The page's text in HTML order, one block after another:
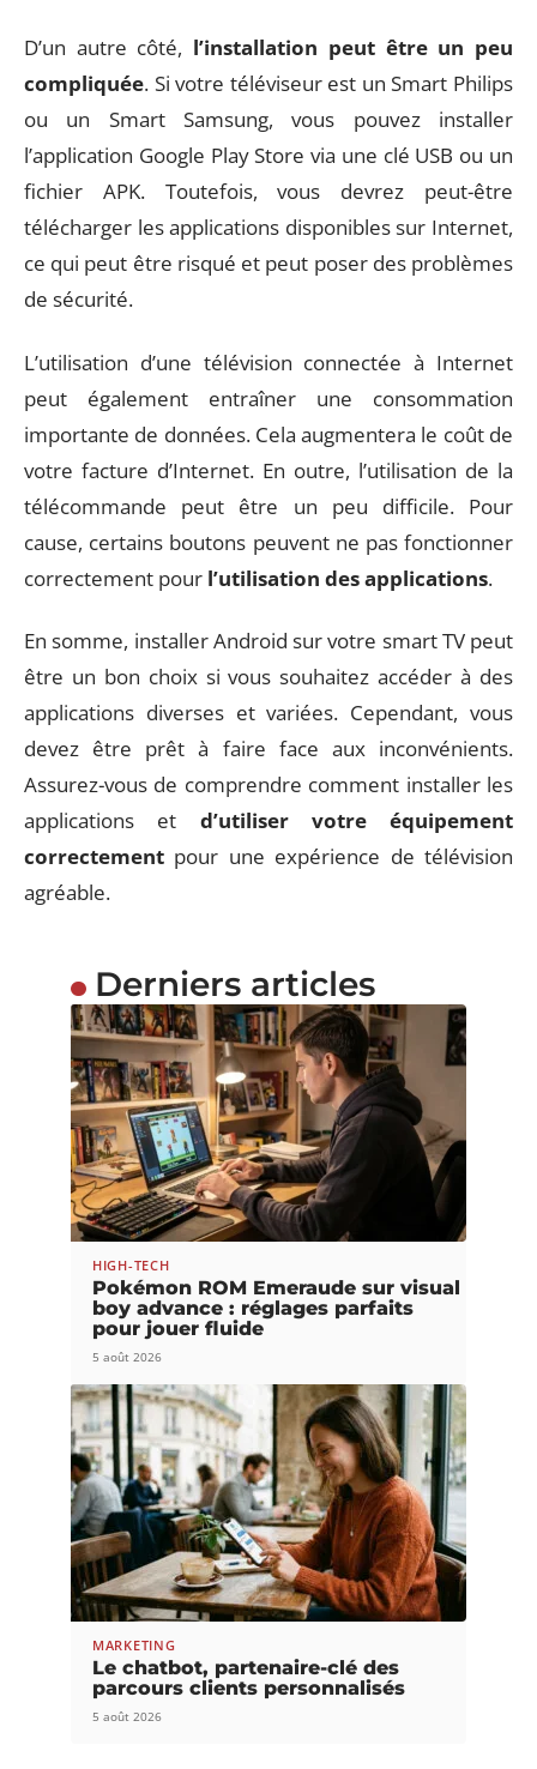
D’un autre côté, l’installation peut être un peu
compliquée. Si votre téléviseur est un Smart Philips
ou un Smart Samsung, vous pouvez installer
l’application Google Play Store via une clé USB ou un
fichier APK. Toutefois, vous devrez peut-être
télécharger les applications disponibles sur Internet,
ce qui peut être risqué et peut poser des problèmes
de sécurité.
L’utilisation d’une télévision connectée à Internet
peut également entraîner une consommation
importante de données. Cela augmentera le coût de
votre facture d’Internet. En outre, l’utilisation de la
télécommande peut être un peu difficile. Pour
cause, certains boutons peuvent ne pas fonctionner
correctement pour l’utilisation des applications.
En somme, installer Android sur votre smart TV peut
être un bon choix si vous souhaitez accéder à des
applications diverses et variées. Cependant, vous
devez être prêt à faire face aux inconvénients.
Assurez-vous de comprendre comment installer les
applications et d’utiliser votre équipement
correctement pour une expérience de télévision
agréable.
Derniers articles
HIGH-TECH
Pokémon ROM Emeraude sur visual
boy advance : réglages parfaits
pour jouer fluide
5 août 2026
MARKETING
Le chatbot, partenaire-clé des
parcours clients personnalisés
5 août 2026